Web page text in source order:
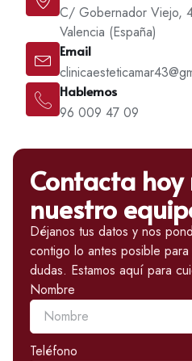
C/ Gobernador Viejo,
Valencia (España)
Email
Hablemos
96 009 47 09
Contacta
nuestro
Déjanos tus datos y nos
contigo lo antes posible
dudas. Estamos aquí para
Nombre
Teléfono